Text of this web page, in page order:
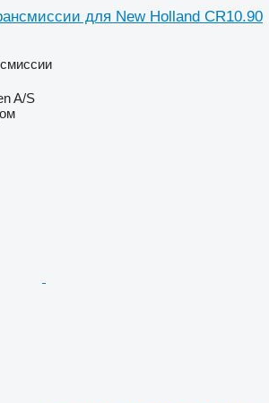
для New Holland CR10.90
A/S